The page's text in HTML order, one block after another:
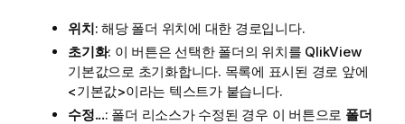
위치: 해당 폴더 위치에 대한 경로입니다.
초기화: 이 버튼은 선택한 폴더의 위치를 QlikView
기본값으로 초기화합니다. 목록에 표시된 경로 앞에
<기본값>이라는 텍스트가 붙습니다.
수정...: 폴더 리소스가 수정된 경우 이 버튼으로 폴더